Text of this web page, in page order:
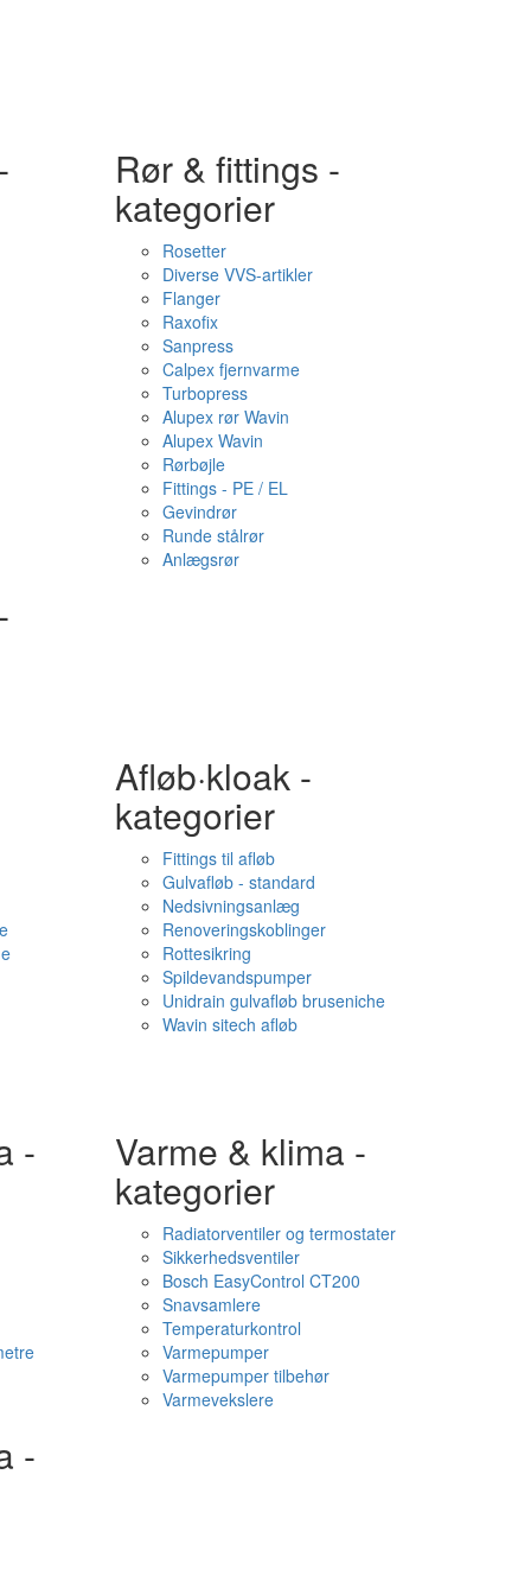
Rør & fittings -
kategorier
Rosetter
Diverse VVS-artikler
Flanger
Raxofix
Sanpress
Calpex fjernvarme
Turbopress
Alupex rør Wavin
Alupex Wavin
Rørbøjle
Fittings - PE / EL
Gevindrør
Runde stålrør
Anlægsrør
Afløb·kloak -
kategorier
Fittings til afløb
Gulvafløb - standard
Nedsivningsanlæg
Renoveringskoblinger
Rottesikring
Spildevandspumper
Unidrain gulvafløb bruseniche
Wavin sitech afløb
- Varme & klima -
kategorier
Radiatorventiler og termostater
Sikkerhedsventiler
Bosch EasyControl CT200
Snavsamlere
Temperaturkontrol
Varmepumper
Varmepumper tilbehør
Varmevekslere
-